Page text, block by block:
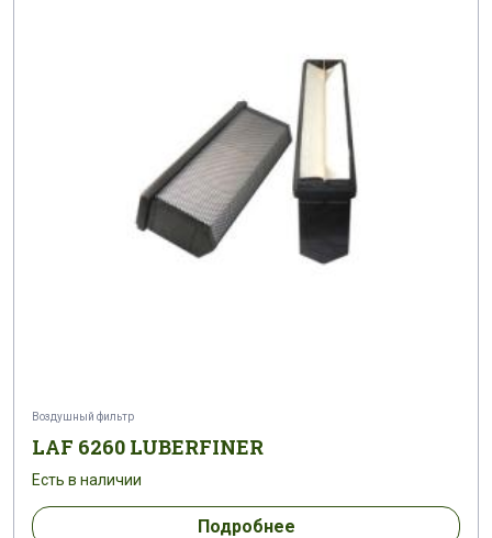
Воздушный фильтр
LAF 6260 LUBERFINER
Есть в наличии
Подробнее